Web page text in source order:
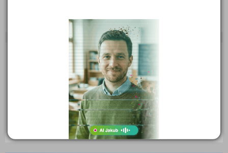
Středisko praktického vyučování truhlářů Ledenice
Trocnovská 212, 37311 Ledenice
Ředitel: Jaroslav Šimek